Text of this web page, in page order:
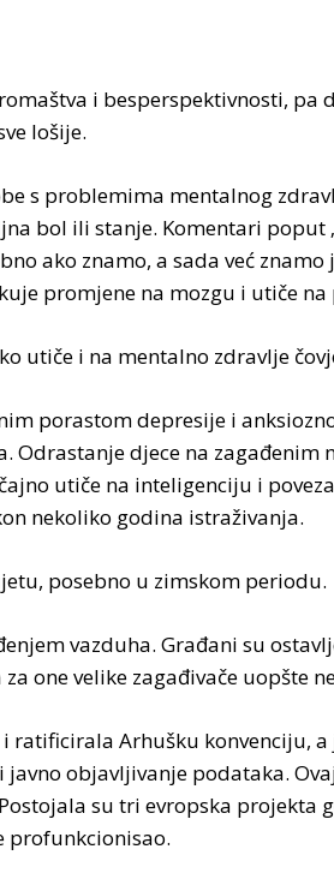
i besperspektivnosti, pa
lošije.
s problemima mentalnog
bol ili stanje. Komentari poput
ako znamo, a sada već znamo
promjene na mozgu i utiče
utiče i na mentalno zdravlje
porastom depresije i
Odrastanje djece na zagađenim
utiče na inteligenciju i
nekoliko godina istraživanja.
posebno u zimskom periodu.
vazduha. Građani su
one velike zagađivače uopšte
ratificirala Arhušku konvenciju, a
objavljivanje podataka.
su tri evropska projekta
profunkcionisao.